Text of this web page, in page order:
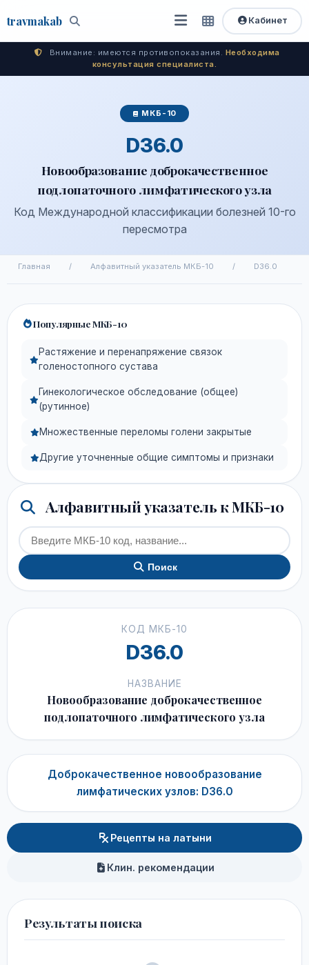
travmakab Поиск
Открыть
меню
Быстрый
доступ
Кабинет
Внимание: имеются противопоказания. Необходима
консультация специалиста.
МКБ-10
D36.0
Новообразование доброкачественное
подлопаточного лимфатического узла
Код Международной классификации болезней 10-го
пересмотра
Главная / Алфавитный указатель МКБ-10 / D36.0
Популярные МКБ-10
Растяжение и перенапряжение связок
голеностопного сустава
Гинекологическое обследование (общее)
(рутинное)
Множественные переломы голени закрытые
Другие уточненные общие симптомы и признаки
Алфавитный указатель к МКБ-10
Поиск
КОД МКБ-10
D36.0
НАЗВАНИЕ
Новообразование доброкачественное
подлопаточного лимфатического узла
Доброкачественное новообразование
лимфатических узлов: D36.0
Рецепты на латыни
Клин. рекомендации
Результаты поиска